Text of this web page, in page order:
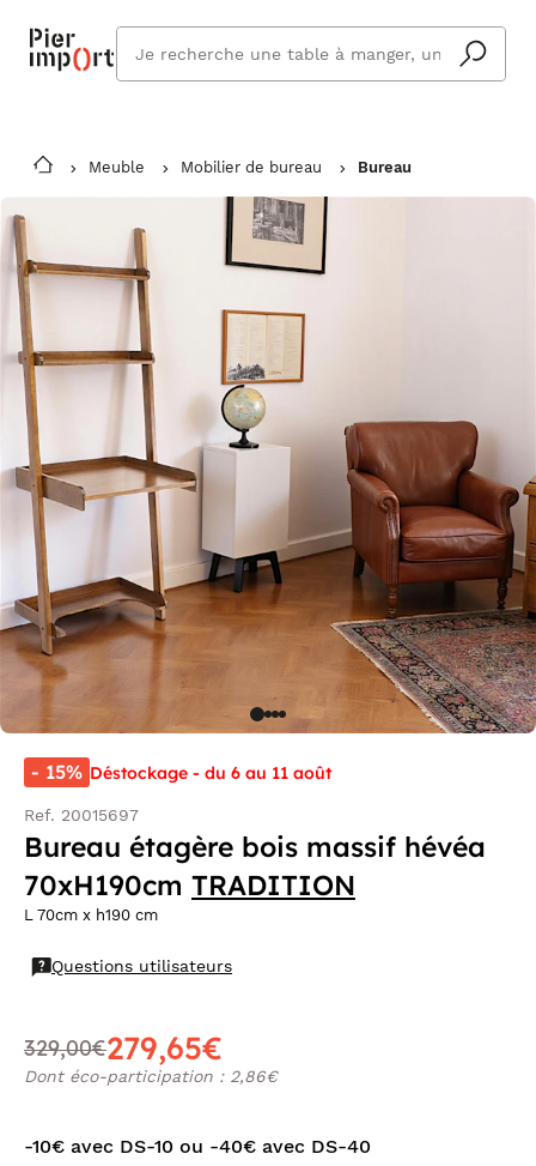
cherchez
vous ?
Meuble Mobilier de bureau Bureau
- 15% Déstockage - du 6 au 11 août
Ref. 20015697
Bureau étagère bois massif hévéa
70xH190cm TRADITION
L 70cm x h190 cm
Questions utilisateurs
329,00€279,65€
Dont éco-participation : 2,86€
-10€ avec DS-10 ou -40€ avec DS-40